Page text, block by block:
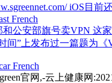
iOS目前
French
和公安部旗号卖VPN 这
间”上发布过一篇题为《
French
官网,-云上健康网